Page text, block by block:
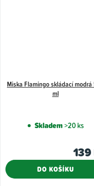
Miska Flamingo skládací modrá
ml
Skladem>20 ks
139
DO KOŠÍKU